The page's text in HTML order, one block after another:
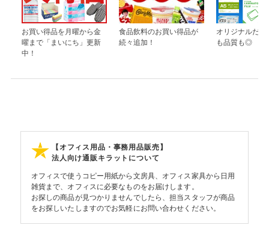
お買い得品を月曜から金
曜まで「まいにち」更新
中！
食品飲料のお買い得品が
続々追加！
オリジナルだか
も品質も◎
【オフィス用品・事務用品販売】
法人向け通販キラットについて
オフィスで使うコピー用紙から文房具、オフィス家具から日用
雑貨まで、オフィスに必要なものをお届けします。
お探しの商品が見つかりませんでしたら、担当スタッフが商品
をお探しいたしますのでお気軽にお問い合わせください。